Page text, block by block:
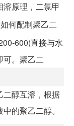
原理，二氯甲
何配制聚乙二
600)直接与水
可。聚乙二
二醇互溶，根据
的聚乙二醇。